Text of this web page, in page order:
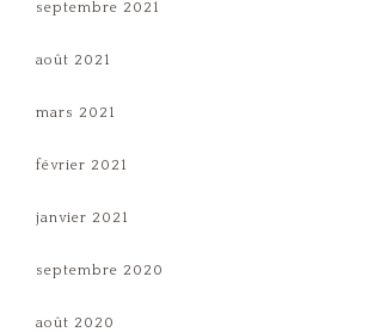
septembre 2021
août 2021
mars 2021
février 2021
janvier 2021
septembre 2020
août 2020